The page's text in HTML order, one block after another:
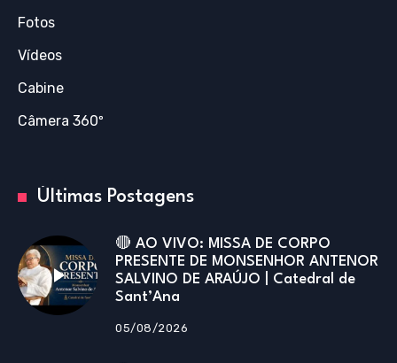
Fotos
Vídeos
Cabine
Câmera 360º
Últimas Postagens
🔴 AO VIVO: MISSA DE CORPO
PRESENTE DE MONSENHOR ANTENOR
SALVINO DE ARAÚJO | Catedral de
Sant’Ana
05/08/2026